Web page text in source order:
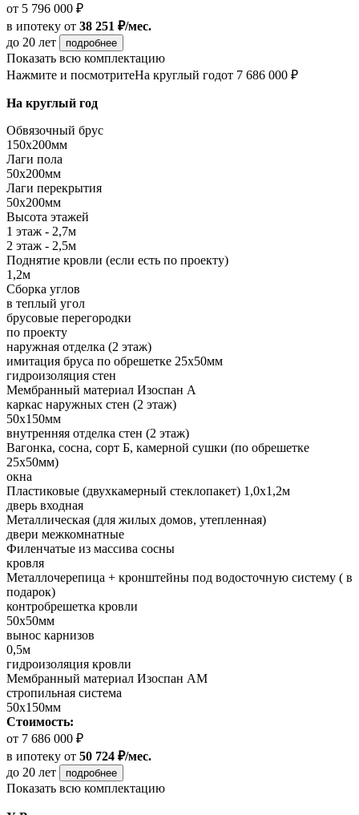
от 5 796 000 ₽
в ипотеку от 38 251 ₽/мес.
до 20 лет
подробнее
Показать всю комплектацию
Нажмите и посмотритеНа круглый годот 7 686 000 ₽
На круглый год
Обвязочный брус
150х200мм
Лаги пола
50х200мм
Лаги перекрытия
50х200мм
Высота этажей
1 этаж - 2,7м
2 этаж - 2,5м
Поднятие кровли (если есть по проекту)
1,2м
Сборка углов
в теплый угол
брусовые перегородки
по проекту
наружная отделка (2 этаж)
имитация бруса по обрешетке 25х50мм
гидроизоляция стен
Мембранный материал Изоспан А
каркас наружных стен (2 этаж)
50х150мм
внутренняя отделка стен (2 этаж)
Вагонка, сосна, сорт Б, камерной сушки (по обрешетке
25х50мм)
окна
Пластиковые (двухкамерный стеклопакет) 1,0х1,2м
дверь входная
Металлическая (для жилых домов, утепленная)
двери межкомнатные
Филенчатые из массива сосны
кровля
Металлочерепица + кронштейны под водосточную систему ( в
подарок)
контробрешетка кровли
50х50мм
вынос карнизов
0,5м
гидроизоляция кровли
Мембранный материал Изоспан АМ
стропильная система
50х150мм
Стоимость:
от 7 686 000 ₽
в ипотеку от 50 724 ₽/мес.
до 20 лет
подробнее
Показать всю комплектацию